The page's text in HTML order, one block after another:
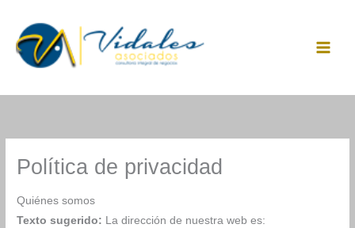
contenido
Política de privacidad
Quiénes somos
Texto sugerido:
La dirección de nuestra web es: